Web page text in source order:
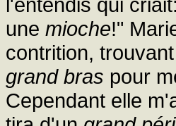
une mioche!"
contrition,
grand bras pour
Cependant elle